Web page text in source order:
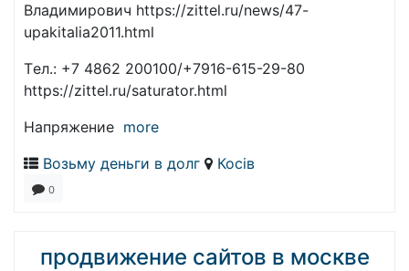
Владимирович https://zittel.ru/news/47-
upakitalia2011.html
Tел.: +7 4862 200100/+7916-615-29-80
https://zittel.ru/saturator.html
Напряжение more
Возьму деньги в долг
Косів
0
продвижение сайтов в москве